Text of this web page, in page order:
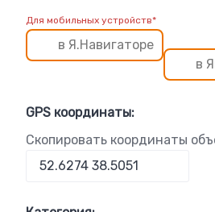
Для мобильных устройств*
в Я.Навигаторе
в
GPS координаты:
Скопировать координаты